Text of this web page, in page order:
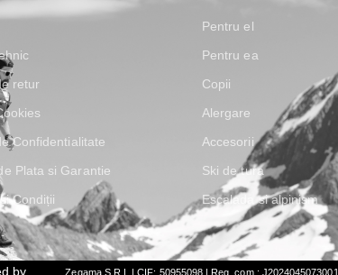
retur
Confidentialitate
Plata si Garantie
Condiții
Pentru el
Pentru ea
Copii
Alergare
Accesorii
Ski de tura
Escalada si alpinism
by Zegama S.R.L | CIF: 50955098 | Reg. com.: J2024045073001